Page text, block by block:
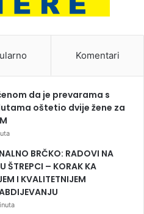
Komentari
da je prevarama s
oštetio dvije žene za
BRČKO: RADOVI NA
ŠTREPCI – KORAK KA
I KVALITETNIJEM